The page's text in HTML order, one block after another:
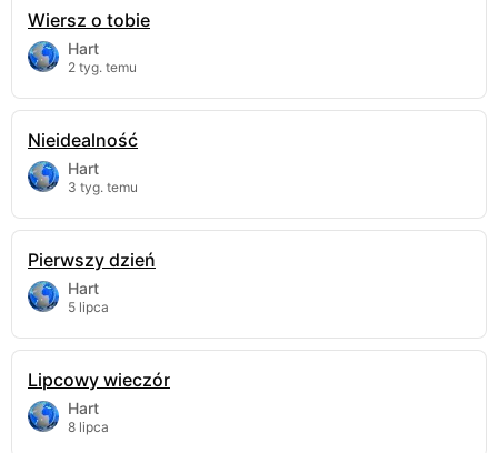
Wiersz o tobie
Hart
2 tyg. temu
Nieidealność
Hart
3 tyg. temu
Pierwszy dzień
Hart
5 lipca
Lipcowy wieczór
Hart
8 lipca